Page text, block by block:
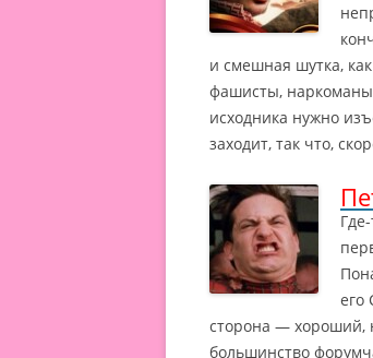
и смешная шутка,
фашисты, наркоманы
исходника нужно
заходит, так что,
его
сторона — хороший,
большинство